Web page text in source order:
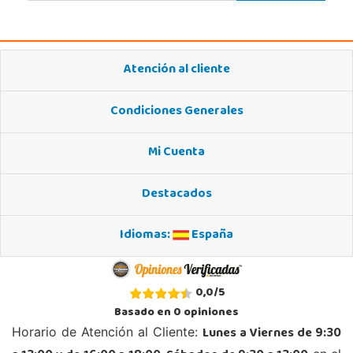
Localizar Tienda
POCAS UNIDADES
03005, Alicante
POCAS UNIDADES
Juguetilandia Andújar
Avda. Roma S/N
23740, Andújar
Atención al cliente
Condiciones Generales
Mi Cuenta
Destacados
Idiomas:
España
0,0/5
Basado en0opiniones
Horario de Atención al Cliente: Lunes a Viernes de 9:30